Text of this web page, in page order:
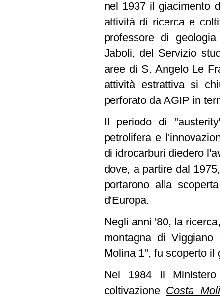
nel 1937 il giacimento
attività di ricerca e
professore di
Jaboli, del Servizio
aree di S. Angelo Le
attività estrattiva si
perforato da AGIP in
Il periodo di
petrolifera e
di idrocarburi diedero
dove, a partire dal
portarono alla
d'Europa.
Negli anni '80, la
montagna di
Molina 1", fu scoperto il
Nel 1984 il Ministero
coltivazione Costa